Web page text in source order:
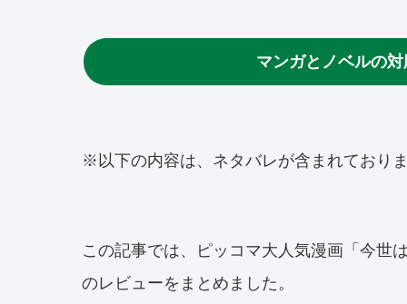
マンガとノベルの
※以下の内容は、ネタバレが含まれており
この記事では、ピッコマ大人気漫画「今世
のレビューをまとめました。